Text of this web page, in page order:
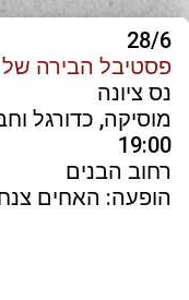
28/6
פסטיבל הבירה של
נס ציונה
מוסיקה, כדורגל
19:00
רחוב הבנים
הופעה: האחים